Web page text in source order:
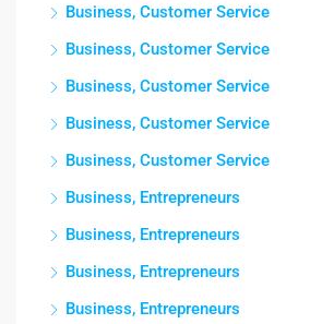
Business, Customer Service
Business, Customer Service
Business, Customer Service
Business, Customer Service
Business, Customer Service
Business, Entrepreneurs
Business, Entrepreneurs
Business, Entrepreneurs
Business, Entrepreneurs